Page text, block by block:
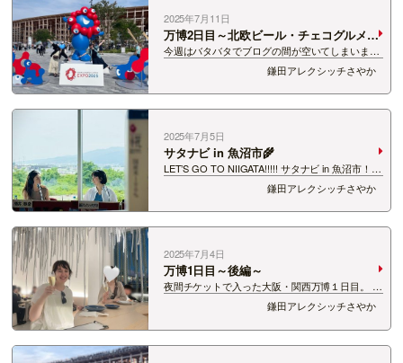
2025年7月11日
万博2日目～北欧ビール・チェコグルメ・
サウジ館～
今週はバタバタでブログの間が空いてしまいまし
た・・・！ ６月に行ってきた大阪・関西万博の振
り返りを再開します～！ ２日目は日曜日！
11:00入場の予約（9時と10時は埋まっちゃってた
😂）。 10:45に夢…
鎌田アレクシッチさやか
2025年7月5日
サタナビ in 魚沼市🌾
LET’S GO TO NIIGATA!!!!! サタナビ in 魚沼市！
きゅうきょ、ピンチヒッターでおはるさんと一緒
にお届けしました〜！ お聞きいただき、ありが
とうございましたー！！ （詩菜…
鎌田アレクシッチさやか
2025年7月4日
万博1日目～後編～
夜間チケットで入った大阪・関西万博１日目。 行
き当たりばったりのノープランで会場をさまよい
歩いていましたが・・・ レストランに！！！入
れたーーー！！！ （汗だくで髪ぼさぼさ笑） ポ
ルトガルパビ…
鎌田アレクシッチさやか